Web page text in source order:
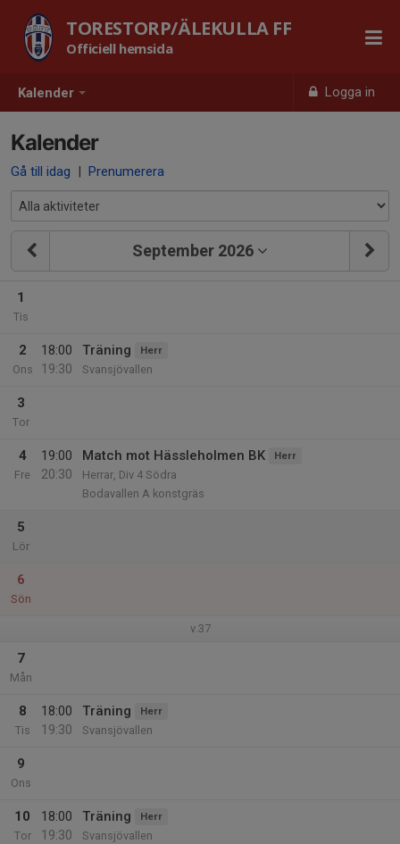
Kalender Logga in
TORESTORP/ÄLEKULLA FF
Officiell hemsida
Kalender
Gå till idag | Prenumerera
September 2026
1
Tis
2
Ons
18:00
19:30
Träning Herr
Svansjövallen
3
Tor
4
Fre
19:00
20:30
Match mot Hässleholmen BK Herr
Herrar, Div 4 Södra
Bodavallen A konstgräs
5
Lör
6
Sön
v.37
7
Mån
8
Tis
18:00
19:30
Träning Herr
Svansjövallen
9
Ons
10
Tor
18:00
19:30
Träning Herr
Svansjövallen